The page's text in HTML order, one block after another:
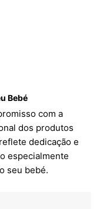
Bebé
com a
dos produtos
dedicação e
especialmente
seu bebé.